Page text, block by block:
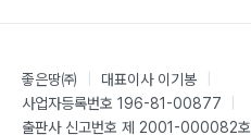
좋은땅㈜ 대표이사 이기봉
사업자등록번호 196-81-00877
출판사 신고번호 제 2001-000082호